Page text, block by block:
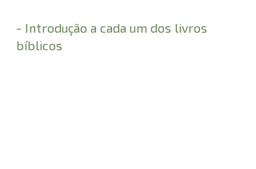
- Introdução a cada um dos livros
bíblicos